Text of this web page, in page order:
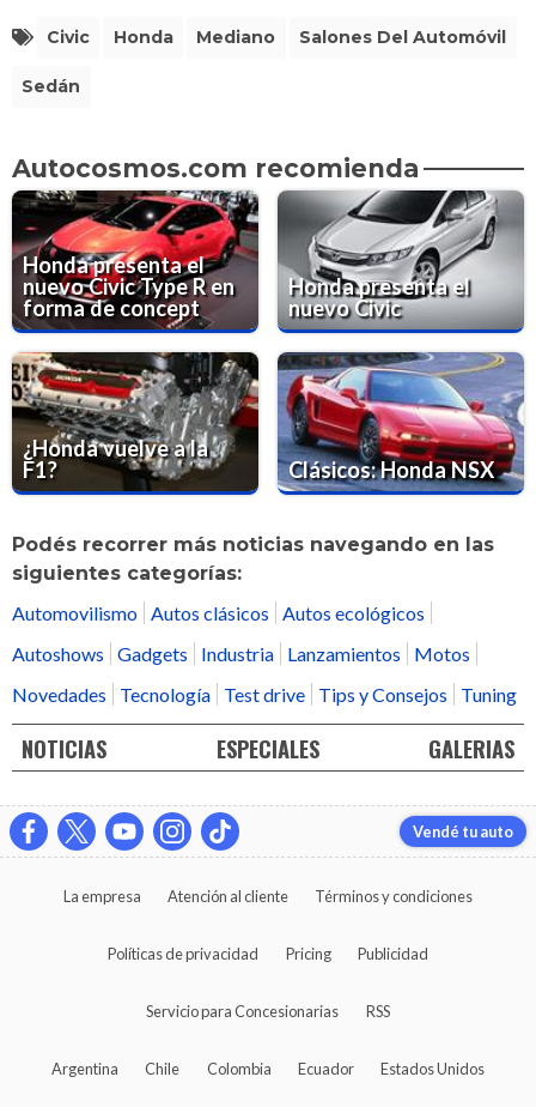
Civic Honda Mediano Salones Del Automóvil
Sedán
Autocosmos.com recomienda
Honda presenta el
nuevo Civic Type R en
forma de concept
Honda presenta el
nuevo Civic
¿Honda vuelve a la
F1?
Clásicos: Honda NSX
Podés recorrer más noticias navegando en las
siguientes categorías:
Automovilismo Autos clásicos
Autos ecológicos
Autoshows
Gadgets Industria Lanzamientos
Motos
Novedades
Tecnología Test drive Tips y Consejos Tuning
NOTICIAS ESPECIALES GALERIAS
Vendé tu auto
La empresa Atención al cliente Términos y condiciones
Políticas de privacidad Pricing Publicidad
Servicio para Concesionarias RSS
Argentina Chile Colombia Ecuador Estados Unidos